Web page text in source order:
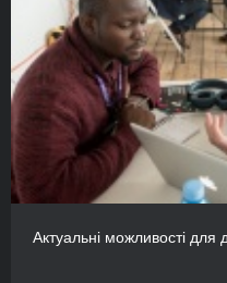
Актуальні можливості для